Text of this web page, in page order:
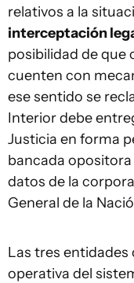
relativos a la
interceptación
posibilidad de que
cuenten con
ese sentido se
Interior debe
Justicia en forma
bancada
datos de la
General de la
Las tres entidades
operativa del